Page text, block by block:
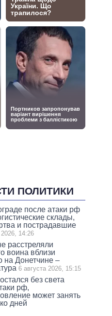
ПОЛИТИКИ
после атаки рф
склады,
и пострадавшие
2026, 14:26
расстреляли
воина вблизи
на Донетчине –
6 августа 2026, 15:15
без света
рф,
может занять
дней